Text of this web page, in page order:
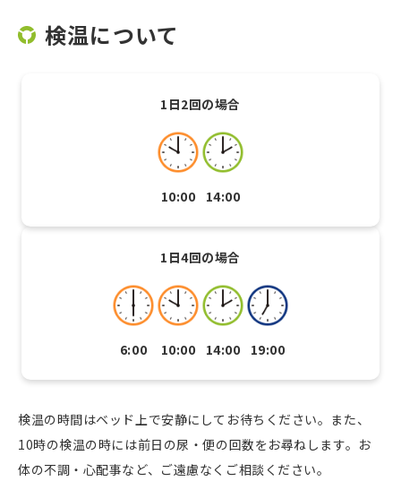
検温について
1日2回の場合
10:00 14:00
1日4回の場合
6:00 10:00 14:00 19:00
検温の時間はベッド上で安静にしてお待ちください。また、
10時の検温の時には前日の尿・便の回数をお尋ねします。お
体の不調・心配事など、ご遠慮なくご相談ください。